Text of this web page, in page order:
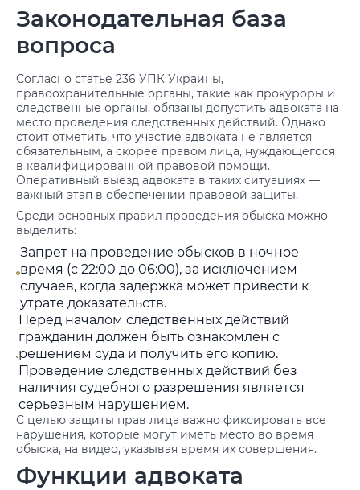
Законодательная база
вопроса
Согласно статье 236 УПК Украины,
правоохранительные органы, такие как прокуроры и
следственные органы, обязаны допустить адвоката на
место проведения следственных действий. Однако
стоит отметить, что участие адвоката не является
обязательным, а скорее правом лица, нуждающегося
в квалифицированной правовой помощи.
Оперативный выезд адвоката в таких ситуациях —
важный этап в обеспечении правовой защиты.
Среди основных правил проведения обыска можно
выделить:
Запрет на проведение обысков в ночное
время (с 22:00 до 06:00), за исключением
случаев, когда задержка может привести к
утрате доказательств.
Перед началом следственных действий
гражданин должен быть ознакомлен с
решением суда и получить его копию.
Проведение следственных действий без
наличия судебного разрешения является
серьезным нарушением.
С целью защиты прав лица важно фиксировать все
нарушения, которые могут иметь место во время
обыска, на видео, указывая время их совершения.
Функции адвоката